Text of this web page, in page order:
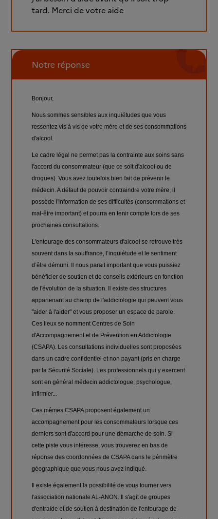
tard. Merci de votre aide
Notre réponse
Bonjour,
Nous sommes sensibles aux inquiétudes que vous
ressentez vis à vis de votre mère et de ses consommations
d'alcool.
Le cadre légal ne permet pas la contrainte aux soins sans
l'accord du consommateur (que ce soit d'alcool ou de
drogues). Vous avez toutefois bien fait de prévenir le
médecin. A défaut de pouvoir contraindre votre mère, il
possède l'information de ses difficultés (consommations et
mal-être important) et pourra en tenir compte lors de ses
prochaines consultations.
L'entourage des consommateurs d'alcool se retrouve très
souvent dans la souffrance, l’inquiétude et le sentiment
d’être démuni. Il nous parait important que vous puissiez
bénéficier de soutien et de conseils extérieurs en fonction
de l'évolution de la situation. Il existe des structures
appartenant au champ de l'addictologie qui peuvent vous
"aider à l'aider" et vous proposer un espace de parole.
Ces lieux se nomment Centres de Soin
d'Accompagnement et de Prévention en Addictologie
(CSAPA). Les consultations individuelles sont proposées
dans un cadre confidentiel et non payant (pris en charge
par la Sécurité Sociale). Les professionnels qui y exercent
sont en général médecin addictologue, psychologue,
infirmier...
Ces mêmes CSAPA proposent également un
accompagnement pour les consommateurs lorsque ces
derniers sont d'accord pour une démarche de soin. Si
cette piste vous intéresse, vous trouverez en bas de
réponse des coordonnées de CSAPA dans le périmètre
géographique que vous nous avez indiqué.
Il existe également la possibilité de vous tourner vers
l'association nationale AL-ANON. Il s'agit de groupes
d'entraide et de soutien à destination de l'entourage de